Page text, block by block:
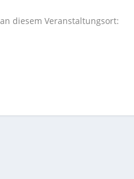
diesem Veranstaltungsort: